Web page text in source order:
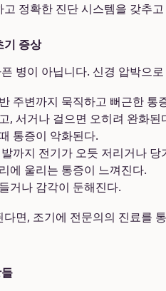
정확한 진단 시스템을 갖추
기 증상
병이 아닙니다. 신경 압박으
주변까지 묵직하고 뻐근한 통
, 서거나 걸으면 오히려 완화된
통증이 악화된다.
까지 전기가 오듯 저리거나
에 울리는 통증이 느껴진다.
거나 감각이 둔해진다.
면, 조기에 전문의의 진료를